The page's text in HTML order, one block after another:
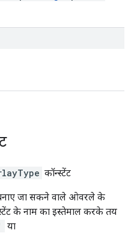
कॉन्स्टेंट
जा सकने वाले ओवरले के
के नाम का इस्तेमाल करके तय
या